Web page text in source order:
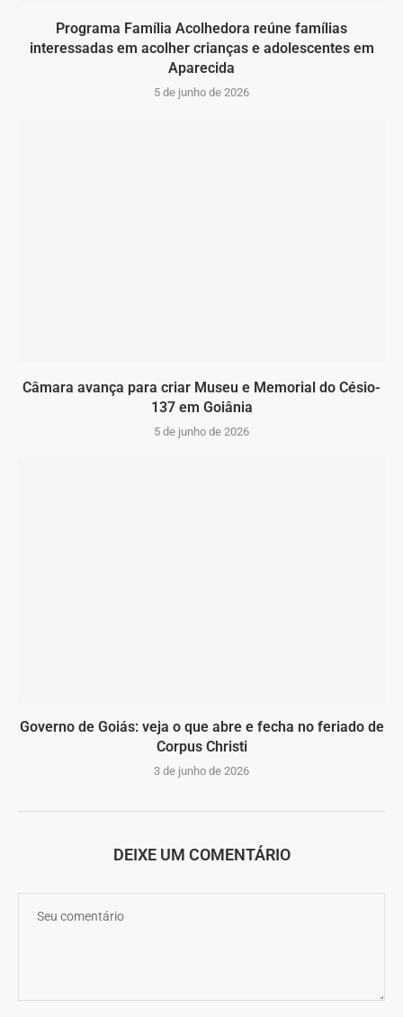
Programa Família Acolhedora reúne famílias
interessadas em acolher crianças e adolescentes em
Aparecida
5 de junho de 2026
Câmara avança para criar Museu e Memorial do Césio-
137 em Goiânia
5 de junho de 2026
Governo de Goiás: veja o que abre e fecha no feriado de
Corpus Christi
3 de junho de 2026
DEIXE UM COMENTÁRIO